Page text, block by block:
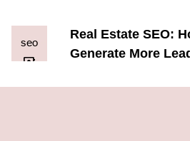
Real Estate SEO:
Generate More